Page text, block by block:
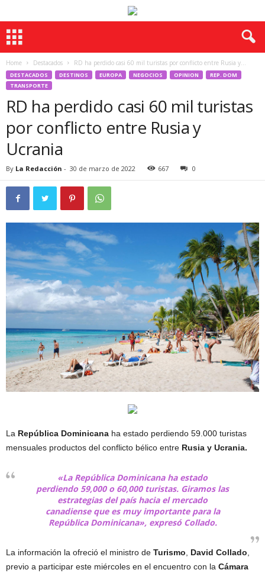
Home Destacados RD ha perdido casi 60 mil turistas por conflicto entre Rusia y...
DESTACADOS DESTINOS EUROPA NEGOCIOS OPINION
REP. DOM
TRANSPORTE
RD ha perdido casi 60 mil turistas
por conflicto entre Rusia y
Ucrania
By La Redacción - 30 de marzo de 2022 667 0
La República Dominicana ha estado perdiendo 59.000 turistas
mensuales productos del conflicto bélico entre Rusia y Ucrania.
«La República Dominicana ha estado
perdiendo 59,000 o 60,000 turistas. Giramos las
estrategias del país hacia el mercado
canadiense que es muy importante para la
República Dominicana», expresó Collado.
La información la ofreció el ministro de Turismo, David Collado,
previo a participar este miércoles en el encuentro con la Cámara